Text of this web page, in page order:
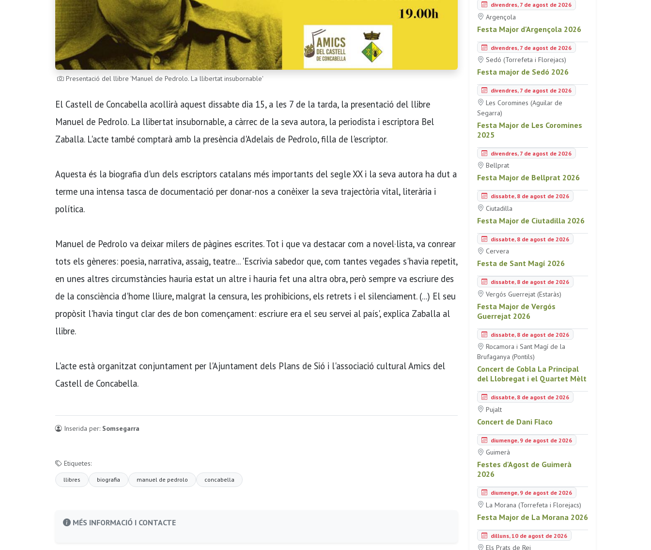
Presentació del llibre 'Manuel de Pedrolo. La llibertat insubornable'
El Castell de Concabella acollirà aquest dissabte dia 15, a les 7 de la tarda, la presentació del llibre
Manuel de Pedrolo. La llibertat insubornable, a càrrec de la seva autora, la periodista i escriptora Bel
Zaballa. L'acte també comptarà amb la presència d'Adelais de Pedrolo, filla de l'escriptor.
Aquesta és la biografia d'un dels escriptors catalans més importants del segle XX i la seva autora ha dut a
terme una intensa tasca de documentació per donar-nos a conèixer la seva trajectòria vital, literària i
política.
Manuel de Pedrolo va deixar milers de pàgines escrites. Tot i que va destacar com a novel·lista, va conrear
tots els gèneres: poesia, narrativa, assaig, teatre... 'Escrivia sabedor que, com tantes vegades s'havia repetit,
en unes altres circumstàncies hauria estat un altre i hauria fet una altra obra, però sempre va escriure des
de la consciència d'home lliure, malgrat la censura, les prohibicions, els retrets i el silenciament. (...) El seu
propòsit l'havia tingut clar des de bon començament: escriure era el seu servei al país', explica Zaballa al
llibre.
L'acte està organitzat conjuntament per l'Ajuntament dels Plans de Sió i l'associació cultural Amics del
Castell de Concabella.
Inserida per: Somsegarra
Etiquetes:
llibres biografia manuel de pedrolo concabella
MÉS INFORMACIÓ I CONTACTE
divendres, 7 de agost de 2026
Argençola
Festa Major d'Argençola 2026
divendres, 7 de agost de 2026
Sedó (Torrefeta i Florejacs)
Festa major de Sedó 2026
divendres, 7 de agost de 2026
Les Coromines (Aguilar de
Segarra)
Festa Major de Les Coromines
2025
divendres, 7 de agost de 2026
Bellprat
Festa Major de Bellprat 2026
dissabte, 8 de agost de 2026
Ciutadilla
Festa Major de Ciutadilla 2026
dissabte, 8 de agost de 2026
Cervera
Festa de Sant Magí 2026
dissabte, 8 de agost de 2026
Vergós Guerrejat (Estaràs)
Festa Major de Vergós
Guerrejat 2026
dissabte, 8 de agost de 2026
Rocamora i Sant Magí de la
Brufaganya (Pontils)
Concert de Cobla La Principal
del Llobregat i el Quartet Mèlt
dissabte, 8 de agost de 2026
Pujalt
Concert de Dani Flaco
diumenge, 9 de agost de 2026
Guimerà
Festes d'Agost de Guimerà
2026
diumenge, 9 de agost de 2026
La Morana (Torrefeta i Florejacs)
Festa Major de La Morana 2026
dilluns, 10 de agost de 2026
Els Prats de Rei